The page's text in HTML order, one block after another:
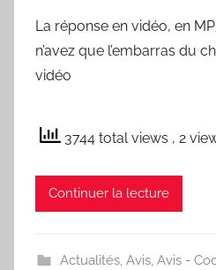
La réponse en vidéo, en
n’avez que l’embarras du
vidéo
3744 total views , 2
Continuer la lecture
Actualités, Avis, Avis -